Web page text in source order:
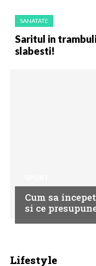
SANATATE
Saritul in
slabesti!
Cum sa
si ce
Lifestyle